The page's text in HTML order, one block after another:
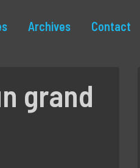
Archives Contact
grand